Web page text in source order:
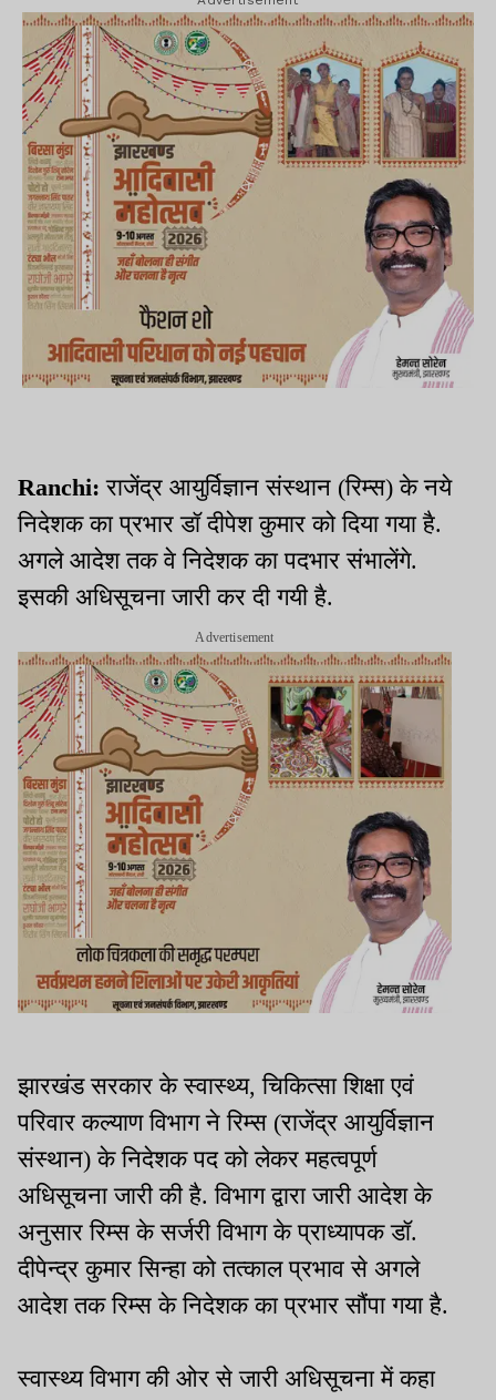
Ranchi:राजेंद्र आयुर्विज्ञान संस्थान (रिम्स) के नये
निदेशक का प्रभार डॉ दीपेश कुमार को दिया गया है.
अगले आदेश तक वे निदेशक का पदभार संभालेंगे.
इसकी अधिसूचना जारी कर दी गयी है.
Advertisement
झारखंड सरकार के स्वास्थ्य, चिकित्सा शिक्षा एवं
परिवार कल्याण विभाग ने रिम्स (राजेंद्र आयुर्विज्ञान
संस्थान) के निदेशक पद को लेकर महत्वपूर्ण
अधिसूचना जारी की है. विभाग द्वारा जारी आदेश के
अनुसार रिम्स के सर्जरी विभाग के प्राध्यापक डॉ.
दीपेन्द्र कुमार सिन्हा को तत्काल प्रभाव से अगले
आदेश तक रिम्स के निदेशक का प्रभार सौंपा गया है.
स्वास्थ्य विभाग की ओर से जारी अधिसूचना में कहा